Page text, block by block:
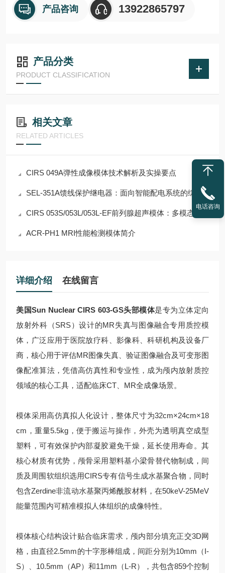
产品咨询 13922865797
产品分类
PRODUCT CLASSIFICATION
相关文章
RELATED ARTICLES
CIRS 049A弹性成像模体技术解析及实操要点
SEL-351A馈线保护继电器：面向智能配电系统的综合保护与自动化解决方案
CIRS 053S/053L/053L-EF前列腺超声模体：多模态介入手术质控与实训标准体模
ACR-PH1 MRI性能检测模体简介
详细介绍 在线留言
美国Sun Nuclear CIRS 603-GS头部模体是专为立体定向
放射外科（SRS）设计的MR失真与图像融合专用质控模
体，广泛应用于医院放疗科、影像科、科研机构及设备厂
商，核心用于评估MR图像失真、验证图像融合及可变形图
像配准算法，凭借高仿真性和专业性，成为颅内放射质控
领域的核心工具，适配临床CT、MR全成像场景。
模体采用高仿真拟人化设计，整体尺寸为32cm×24cm×18
cm，重量5.5kg，便于搬运与操作，外壳为透明真空成型
塑料，可有效保护内部凝胶避免干燥，延长使用寿命。其
核心材质有优势，颅骨采用塑料基小梁骨替代物制成，间
质及周围软组织选用CIRS专有信号生成水基聚合物，同时
包含Zerdine非流动水基聚丙烯酰胺材料，在50keV-25MeV
能量范围内可精准模拟人体组织的成像特性。
模体核心结构设计贴合临床需求，颅内部分填充正交3D网
格，由直径2.5mm的十字形棒组成，间距分别为10mm（I-
S）、10.5mm（AP）和11mm（L-R），共包含859个控制
电话咨询